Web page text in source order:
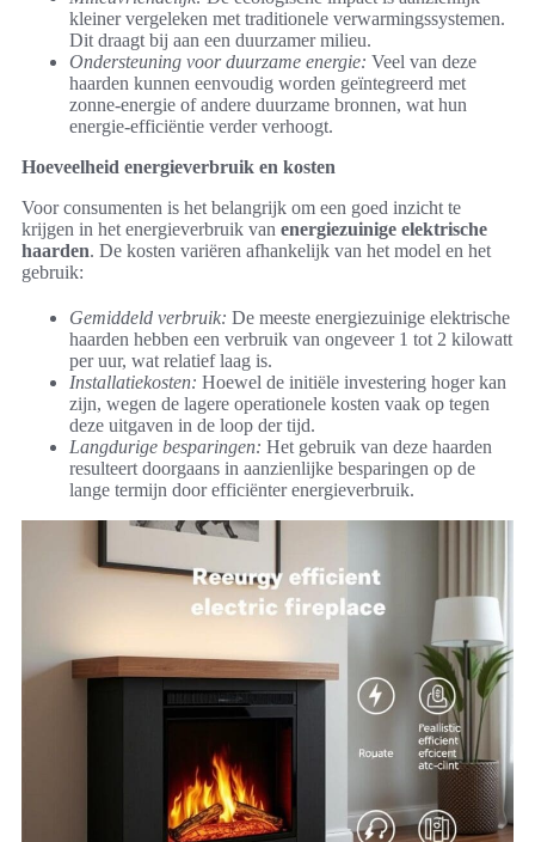
kleiner vergeleken met traditionele verwarmingssystemen.
Dit draagt bij aan een duurzamer milieu.
Ondersteuning voor duurzame energie: Veel van deze
haarden kunnen eenvoudig worden geïntegreerd met
zonne-energie of andere duurzame bronnen, wat hun
energie-efficiëntie verder verhoogt.
Hoeveelheid energieverbruik en kosten
Voor consumenten is het belangrijk om een goed inzicht te
krijgen in het energieverbruik van energiezuinige elektrische
haarden. De kosten variëren afhankelijk van het model en het
gebruik:
Gemiddeld verbruik: De meeste energiezuinige elektrische
haarden hebben een verbruik van ongeveer 1 tot 2 kilowatt
per uur, wat relatief laag is.
Installatiekosten: Hoewel de initiële investering hoger kan
zijn, wegen de lagere operationele kosten vaak op tegen
deze uitgaven in de loop der tijd.
Langdurige besparingen: Het gebruik van deze haarden
resulteert doorgaans in aanzienlijke besparingen op de
lange termijn door efficiënter energieverbruik.